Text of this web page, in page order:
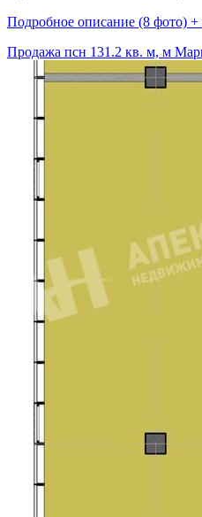
Подробное описание (8 фото) +
Продажа псн 131.2 кв. м, м